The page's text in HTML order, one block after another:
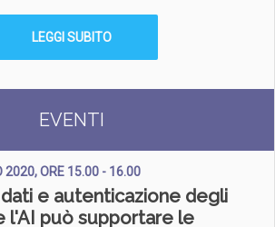
LEGGI SUBITO
EVENTI
2020, ORE 15.00 - 16.00
e autenticazione degli
l'AI può supportare le